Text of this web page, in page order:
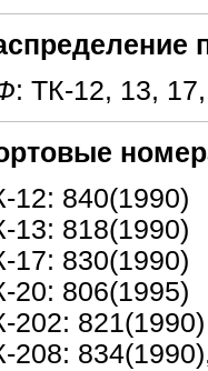
: ТК-12, 13,
12: 840(1990)
13: 818(1990)
17: 830(1990)
20: 806(1995)
202: 821(1990)
208: